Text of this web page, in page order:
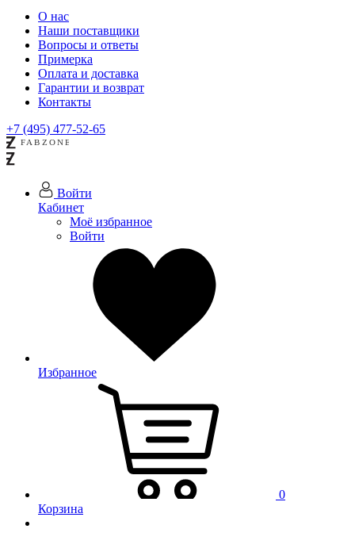
О нас
Наши поставщики
Вопросы и ответы
Примерка
Оплата и доставка
Гарантии и возврат
Контакты
+7 (495) 477-52-65
Войти
Кабинет
Моё избранное
Войти
Избранное
0
Корзина